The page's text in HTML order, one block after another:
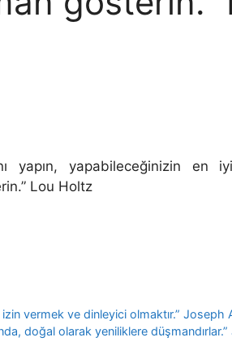
yapın, yapabileceğinizin en
Lou Holtz
vermek ve dinleyici olmaktır.” Joseph
doğal olarak yeniliklere